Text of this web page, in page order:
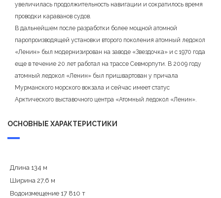
увеличилась продолжительность навигации и сократилось время
проводки караванов судов.
В дальнейшем после разработки более мощной атомной
паропроизводящей установки второго поколения атомный ледокол
«Ленин» был модернизирован на заводе «Звездочка» и с 1970 года
еще в течение 20 лет работал на трассе Севморпути. В 2009 году
атомный ледокол «Ленин» был пришвартован у причала
Мурманского морского вокзала и сейчас имеет статус
Арктического выставочного центра «Атомный ледокол «Ленин».
ОСНОВНЫЕ ХАРАКТЕРИСТИКИ
Длина 134 м
Ширина 27,6 м
Водоизмещение 17 810 т